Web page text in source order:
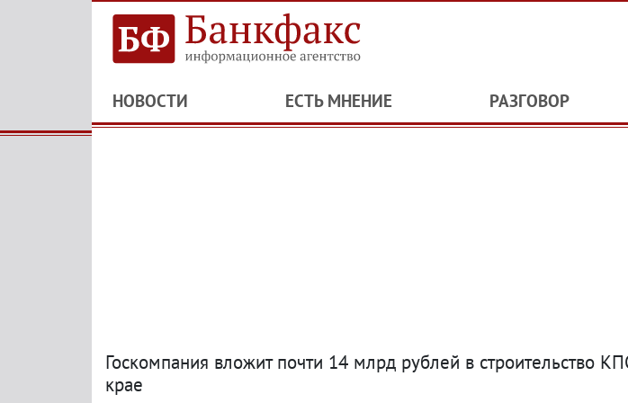
НОВОСТИ ЕСТЬ МНЕНИЕ РАЗГОВОР
Госкомпания вложит почти 14 млрд рублей в строительство
крае